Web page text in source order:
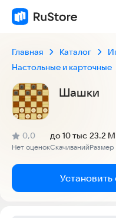
Главная Каталог
Настольные и карточные
Шашки
Рейтинг:
0,0
(
Нет оценок
)
Скачиваний
до 10 тыс
Размер
23.2